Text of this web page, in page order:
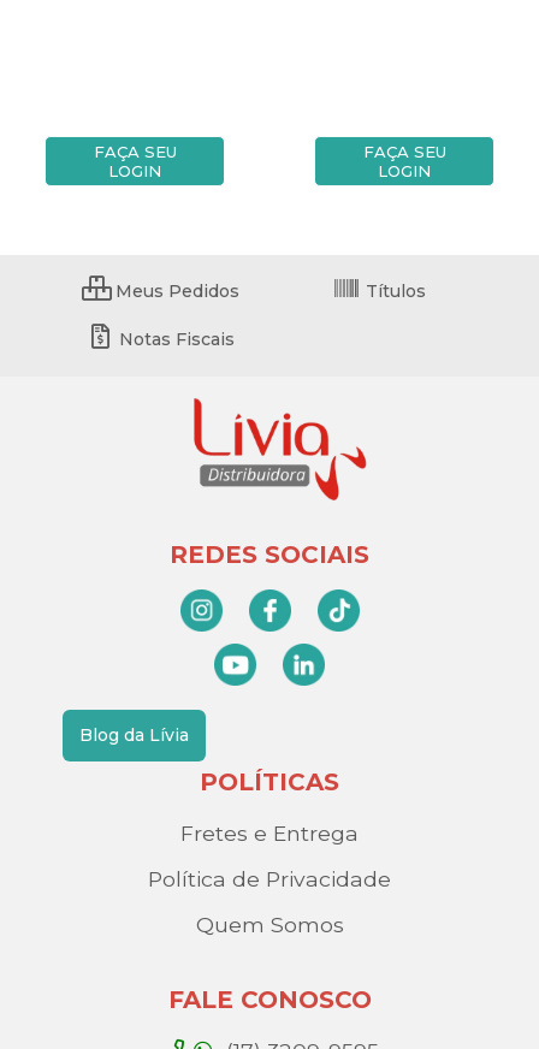
FAÇA SEU
LOGIN
FAÇA SEU
LOGIN
Meus Pedidos Títulos
Notas Fiscais
REDES SOCIAIS
Blog da Lívia
POLÍTICAS
Fretes e Entrega
Política de Privacidade
Quem Somos
FALE CONOSCO